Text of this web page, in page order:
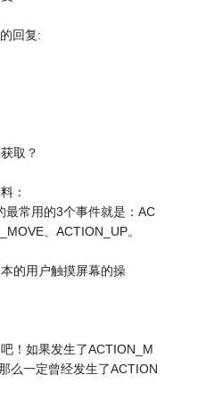
回复:
取？
：
最常用的3个事件就是：AC
、ACTION_UP。
的用户触摸屏幕的操
！如果发生了ACTION_M
么一定曾经发生了ACTION